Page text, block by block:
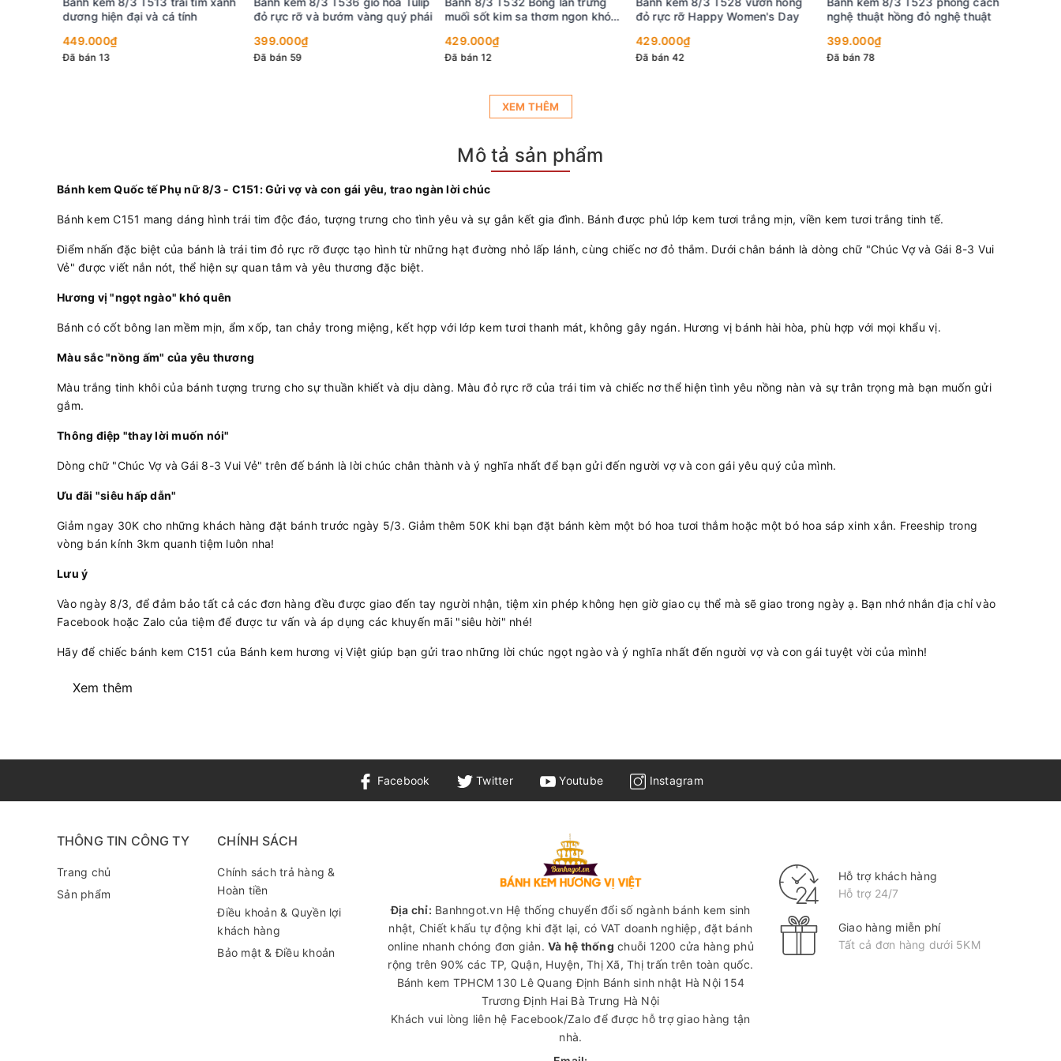
dương hiện đại và cá tính
449.000₫
Đã bán 13
đỏ rực rỡ và bướm vàng quý phái
399.000₫
Đã bán 59
muối sốt kim sa thơm ngon khó
429.000₫
Đã bán 12
đỏ rực rỡ Happy Women's Day
429.000₫
Đã bán 42
nghệ thuật hồng đỏ nghệ thuật
399.000₫
Đã bán 78
XEM THÊM
Mô tả sản phẩm
Bánh kem Quốc tế Phụ nữ 8/3 - C151: Gửi vợ và con gái yêu, trao ngàn lời chúc
Bánh kem C151 mang dáng hình trái tim độc đáo, tượng trưng cho tình yêu và sự gắn kết gia đình. Bánh được phủ lớp kem tươi trắng mịn, viền kem tươi trắng tinh tế.
Điểm nhấn đặc biệt của bánh là trái tim đỏ rực rỡ được tạo hình từ những hạt đường nhỏ lấp lánh, cùng chiếc nơ đỏ thắm. Dưới chân bánh là dòng chữ "Chúc Vợ và Gái 8-3 Vui
Vẻ" được viết nắn nót, thể hiện sự quan tâm và yêu thương đặc biệt.
Hương vị "ngọt ngào" khó quên
Bánh có cốt bông lan mềm mịn, ẩm xốp, tan chảy trong miệng, kết hợp với lớp kem tươi thanh mát, không gây ngán. Hương vị bánh hài hòa, phù hợp với mọi khẩu vị.
Màu sắc "nồng ấm" của yêu thương
Màu trắng tinh khôi của bánh tượng trưng cho sự thuần khiết và dịu dàng. Màu đỏ rực rỡ của trái tim và chiếc nơ thể hiện tình yêu nồng nàn và sự trân trọng mà bạn muốn gửi
gắm.
Thông điệp "thay lời muốn nói"
Dòng chữ "Chúc Vợ và Gái 8-3 Vui Vẻ" trên đế bánh là lời chúc chân thành và ý nghĩa nhất để bạn gửi đến người vợ và con gái yêu quý của mình.
Ưu đãi "siêu hấp dẫn"
Giảm ngay 30K cho những khách hàng đặt bánh trước ngày 5/3. Giảm thêm 50K khi bạn đặt bánh kèm một bó hoa tươi thắm hoặc một bó hoa sáp xinh xắn. Freeship trong
vòng bán kính 3km quanh tiệm luôn nha!
Lưu ý
Vào ngày 8/3, để đảm bảo tất cả các đơn hàng đều được giao đến tay người nhận, tiệm xin phép không hẹn giờ giao cụ thể mà sẽ giao trong ngày ạ. Bạn nhớ nhắn địa chỉ vào
Facebook hoặc Zalo của tiệm để được tư vấn và áp dụng các khuyến mãi "siêu hời" nhé!
Hãy để chiếc bánh kem C151 của Bánh kem hương vị Việt giúp bạn gửi trao những lời chúc ngọt ngào và ý nghĩa nhất đến người vợ và con gái tuyệt vời của mình!
Xem thêm
Facebook Twitter Youtube Instagram
THÔNG TIN CÔNG TY
Trang chủ
Sản phẩm
CHÍNH SÁCH
Chính sách trả hàng &
Hoàn tiền
Điều khoản & Quyền lợi
khách hàng
Bảo mật & Điều khoản
Địa chỉ: Banhngot.vn Hệ thống chuyển đổi số ngành bánh kem sinh
nhật, Chiết khấu tự động khi đặt lại, có VAT doanh nghiệp, đặt bánh
online nhanh chóng đơn giản.Và hệ thống chuỗi 1200 cửa hàng phủ
rộng trên 90% các TP, Quận, Huyện, Thị Xã, Thị trấn trên toàn quốc.
Bánh kem TPHCM 130 Lê Quang Định Bánh sinh nhật Hà Nội 154
Trương Định Hai Bà Trưng Hà Nội
Khách vui lòng liên hệ Facebook/Zalo để được hỗ trợ giao hàng tận
nhà.
Hỗ trợ khách hàng
Hỗ trợ 24/7
Giao hàng miễn phí
Tất cả đơn hàng dưới 5KM